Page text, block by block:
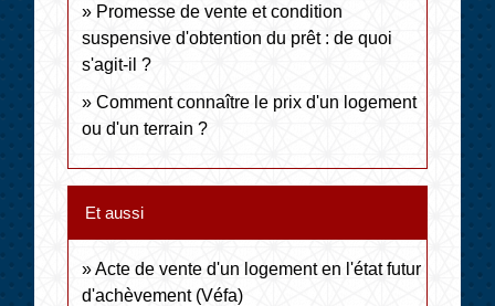
Promesse de vente et condition
suspensive d'obtention du prêt : de quoi
s'agit-il ?
Comment connaître le prix d'un logement
ou d'un terrain ?
Et aussi
Acte de vente d'un logement en l'état futur
d'achèvement (Véfa)